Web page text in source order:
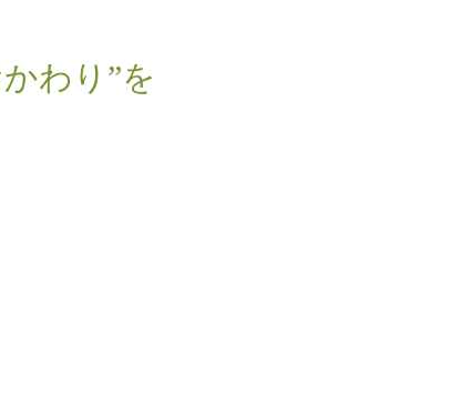
わり”を